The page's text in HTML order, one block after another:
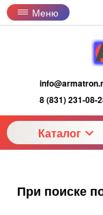
Меню
8 (831) 231-08-
Каталог
При поиске